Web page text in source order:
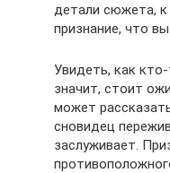
детали сюжета, к
признание, что
Увидеть, как
значит, стоит
может
сновидец
заслуживает.